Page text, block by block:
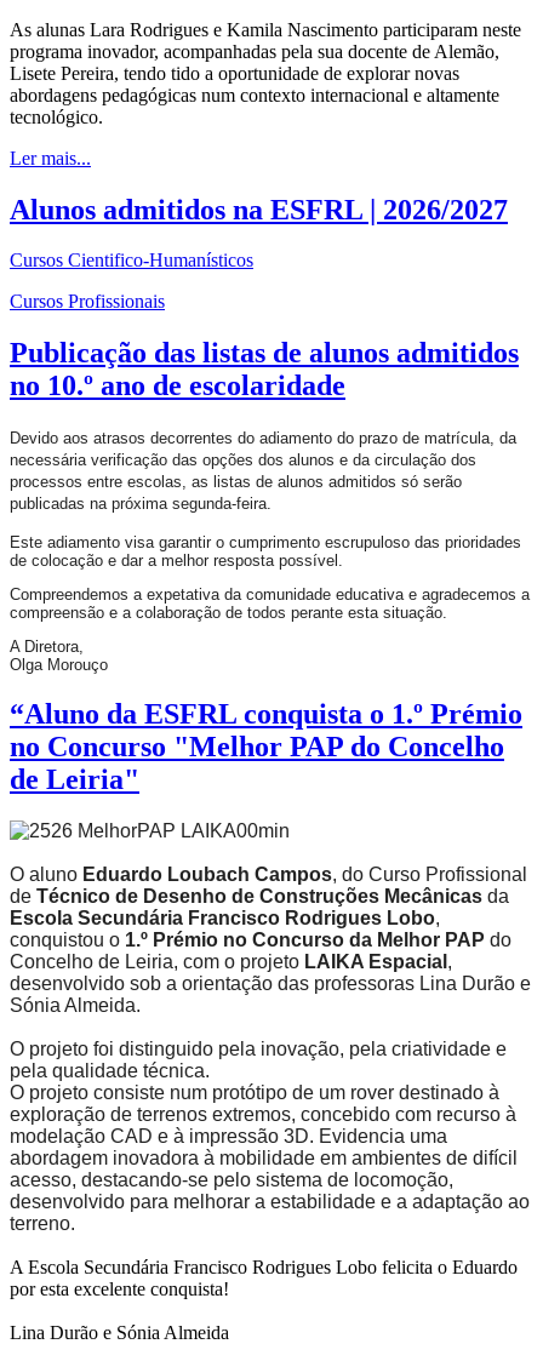
As alunas Lara Rodrigues e Kamila Nascimento participaram neste
programa inovador, acompanhadas pela sua docente de Alemão,
Lisete Pereira, tendo tido a oportunidade de explorar novas
abordagens pedagógicas num contexto internacional e altamente
tecnológico.
Ler mais...
Alunos admitidos na ESFRL | 2026/2027
Cursos Cientifico-Humanísticos
Cursos Profissionais
Publicação das listas de alunos admitidos
no 10.º ano de escolaridade
Devido aos atrasos decorrentes do adiamento do prazo de matrícula, da
necessária verificação das opções dos alunos e da circulação dos
processos entre escolas, as listas de alunos admitidos só serão
publicadas na próxima segunda-feira.
Este adiamento visa garantir o cumprimento escrupuloso das prioridades
de colocação e dar a melhor resposta possível.
Compreendemos a expetativa da comunidade educativa e agradecemos a
compreensão e a colaboração de todos perante esta situação.
A Diretora,
Olga Morouço
“Aluno da ESFRL conquista o 1.º Prémio
no Concurso "Melhor PAP do Concelho
de Leiria"
O aluno Eduardo Loubach Campos, do Curso Profissional
de Técnico de Desenho de Construções Mecânicas da
Escola Secundária Francisco Rodrigues Lobo,
conquistou o 1.º Prémio no Concurso da Melhor PAP do
Concelho de Leiria, com o projeto LAIKA Espacial ,
desenvolvido sob a orientação das professoras Lina Durão e
Sónia Almeida.
O projeto foi distinguido pela inovação, pela criatividade e
pela qualidade técnica.
O projeto consiste num protótipo de um rover destinado à
exploração de terrenos extremos, concebido com recurso à
modelação CAD e à impressão 3D. Evidencia uma
abordagem inovadora à mobilidade em ambientes de difícil
acesso, destacando-se pelo sistema de locomoção,
desenvolvido para melhorar a estabilidade e a adaptação ao
terreno.
A Escola Secundária Francisco Rodrigues Lobo felicita o Eduardo
por esta excelente conquista!
Lina Durão e Sónia Almeida